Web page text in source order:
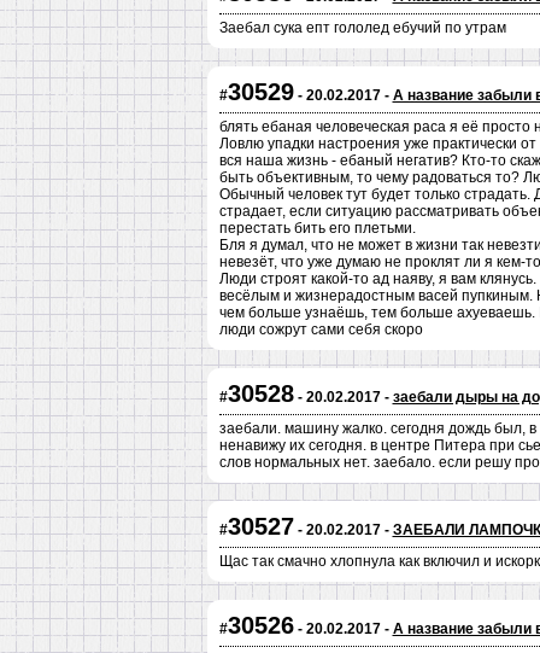
Заебал сука епт гололед ебучий по утрам
#30529- 20.02.2017 - А название забыли
блять ебаная человеческая раса я её
Ловлю упадки настроения уже практически
вся наша жизнь - ебаный негатив? Кто-то
быть объективным, то чему радоваться то?
Обычный человек тут будет только страдать.
страдает, если ситуацию рассматривать
перестать бить его плетьми.
Бля я думал, что не может в жизни так
невезёт, что уже думаю не проклят ли я кем-
Люди строят какой-то ад наяву, я вам
весёлым и жизнерадостным васей пупкиным.
чем больше узнаёшь, тем больше
люди сожрут сами себя скоро
#30528- 20.02.2017 - заебали дыры на
заебали. машину жалко. сегодня дождь был,
ненавижу их сегодня. в центре Питера при
слов нормальных нет. заебало. если решу
#30527 - 20.02.2017 - ЗАЕБАЛИ
Щас так смачно хлопнула как включил и
#30526- 20.02.2017 - А название забыли